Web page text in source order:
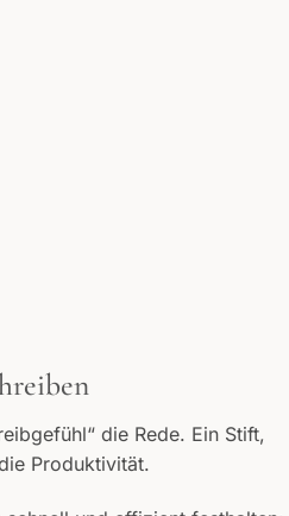
die Rede. Ein Stift,
Produktivität.